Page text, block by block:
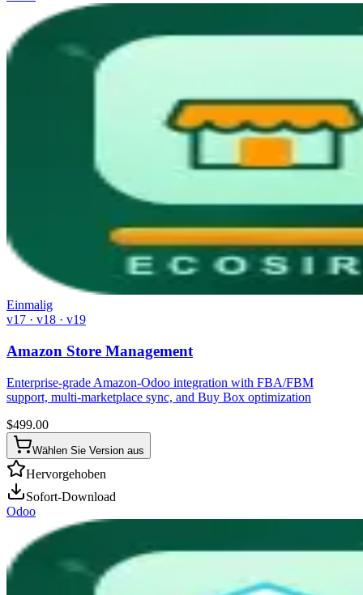
Einmalig
v17 · v18 · v19
Amazon Store Management
Enterprise-grade Amazon-Odoo integration with FBA/FBM
support, multi-marketplace sync, and Buy Box optimization
$499.00
Wählen Sie Version aus
Hervorgehoben
Sofort-Download
Odoo